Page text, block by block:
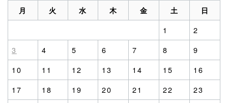
月 火 水 木 金 土 日
1
2
3
4 5 6 7 8
9
10
11 12 13 14 15
16
17
18 19 20 21 22
23